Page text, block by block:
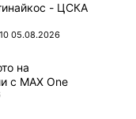
- ЦСКА
05.08.2026
на
с MAX One